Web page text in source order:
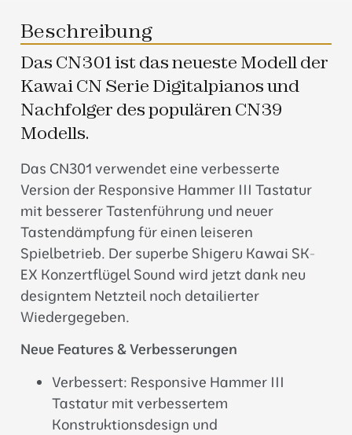
Beschreibung
Das CN301 ist das neueste Modell der
Kawai CN Serie Digitalpianos und
Nachfolger des populären CN39
Modells.
Das CN301 verwendet eine verbesserte
Version der Responsive Hammer III Tastatur
mit besserer Tastenführung und neuer
Tastendämpfung für einen leiseren
Spielbetrieb. Der superbe Shigeru Kawai SK-
EX Konzertflügel Sound wird jetzt dank neu
designtem Netzteil noch detailierter
Wiedergegeben.
Neue Features & Verbesserungen
Verbessert: Responsive Hammer III
Tastatur mit verbessertem
Konstruktionsdesign und